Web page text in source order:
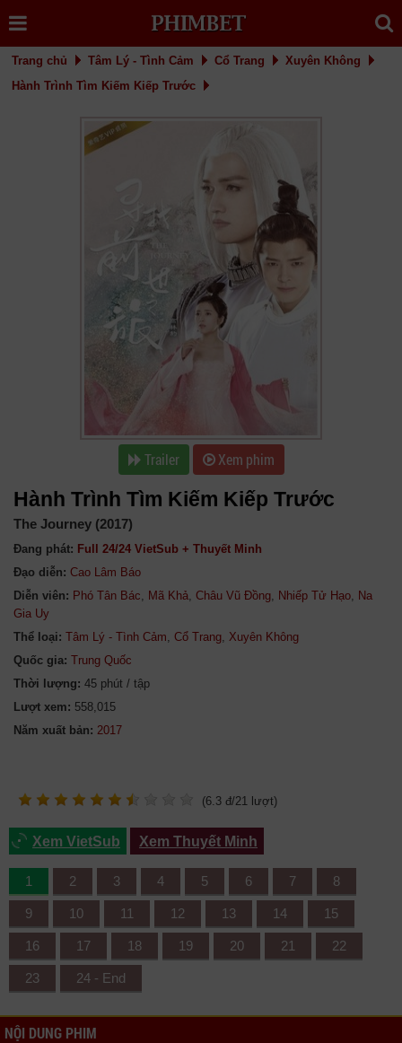
Trang chủ Tâm Lý - Tình Cảm Cổ Trang
Xuyên Không
Hành Trình Tìm Kiếm Kiếp Trước
Trailer Xem phim
Hành Trình Tìm Kiếm Kiếp Trước
The Journey (2017)
Đang phát: Full 24/24 VietSub + Thuyết Minh
Đạo diễn: Cao Lâm Báo
Diễn viên: Phó Tân Bác, Mã Khả, Châu Vũ Đồng, Nhiếp Tử Hạo, Na
Gia Uy
Thể loại: Tâm Lý - Tình Cảm, Cổ Trang, Xuyên Không
Quốc gia: Trung Quốc
Thời lượng: 45 phút / tập
Lượt xem: 558,015
Năm xuất bản:
(6.3 đ/21 lượt)
Xem VietSub Xem Thuyết Minh
1 2 3 4 5 6 7 8
9 10 11 12 13 14 15
16 17 18 19 20 21 22
23 24 - End
NỘI DUNG PHIM